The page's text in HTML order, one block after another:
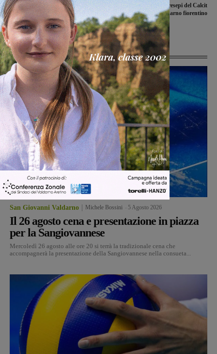
Libri per arricchire la cultura nei
ragazzi, all’Istituto Comprensivo di
Bucine la mostra-mercato del libro
Torna la mostra dei presepi del Calcit
del Valdarno fiorentino
Ultime Notizie
San Giovanni Valdarno Michele Bossini 5 Agosto 2026
Il 26 agosto cena e presentazione in piazza
per la Sangiovannese
Mercoledì 26 agosto alle ore 20 si terrà la tradizionale cena che
accompagnerà la presentazione della Sangiovannese nella consueta...